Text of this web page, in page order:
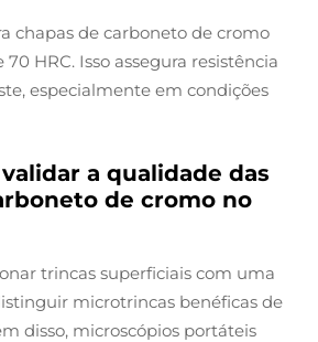
chapas de carboneto de cromo
HRC. Isso assegura resistência
especialmente em condições
a qualidade das
de cromo no
trincas superficiais com uma
microtrincas benéficas de
disso, microscópios portáteis